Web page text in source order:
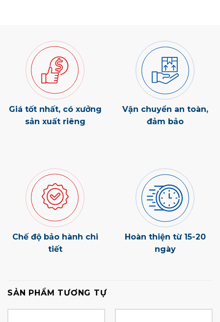
Giá tốt nhất, có xưởng
sản xuất riêng
Vận chuyển an toàn,
đảm bảo
Chế độ bảo hành chi
tiết
Hoàn thiện từ 15-20
ngày
SẢN PHẨM TƯƠNG TỰ